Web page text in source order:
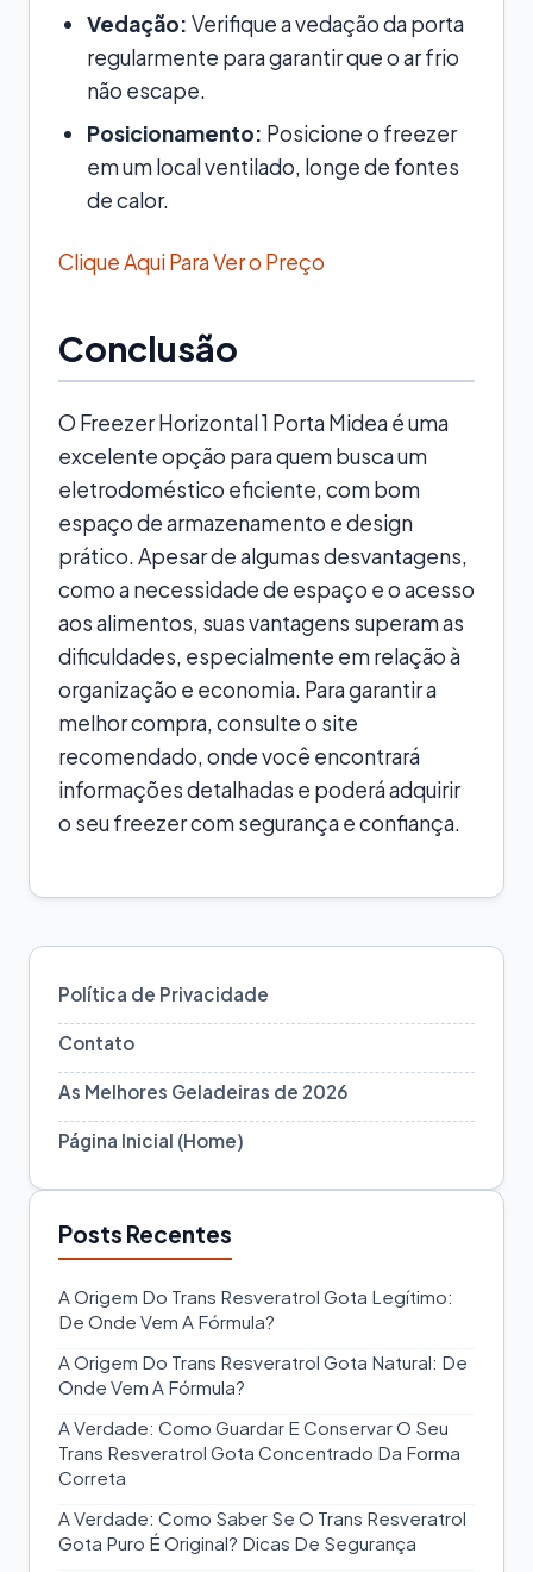
Vedação: Verifique a vedação da porta
regularmente para garantir que o ar frio
não escape.
Posicionamento: Posicione o freezer
em um local ventilado, longe de fontes
de calor.
Clique Aqui Para Ver o Preço
Conclusão
O Freezer Horizontal 1 Porta Midea é uma
excelente opção para quem busca um
eletrodoméstico eficiente, com bom
espaço de armazenamento e design
prático. Apesar de algumas desvantagens,
como a necessidade de espaço e o acesso
aos alimentos, suas vantagens superam as
dificuldades, especialmente em relação à
organização e economia. Para garantir a
melhor compra, consulte o site
recomendado, onde você encontrará
informações detalhadas e poderá adquirir
o seu freezer com segurança e confiança.
Política de Privacidade
Contato
As Melhores Geladeiras de 2026
Página Inicial (Home)
Posts Recentes
A Origem Do Trans Resveratrol Gota Legítimo:
De Onde Vem A Fórmula?
A Origem Do Trans Resveratrol Gota Natural: De
Onde Vem A Fórmula?
A Verdade: Como Guardar E Conservar O Seu
Trans Resveratrol Gota Concentrado Da Forma
Correta
A Verdade: Como Saber Se O Trans Resveratrol
Gota Puro É Original? Dicas De Segurança